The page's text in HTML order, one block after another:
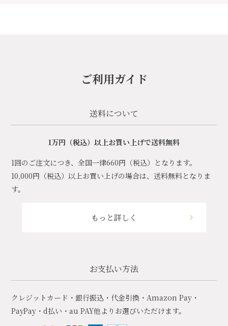
ご利用ガイド
送料について
1万円（税込）以上お買い上げで送料無料
1回のご注文につき、全国一律660円（税込）となります。
10,000円（税込）以上お買い上げの場合は、送料無料となりま
す。
もっと詳しく
お支払い方法
クレジットカード・銀行振込・代金引換・Amazon Pay・
PayPay・d払い・au PAY他よりお選びいただけます。